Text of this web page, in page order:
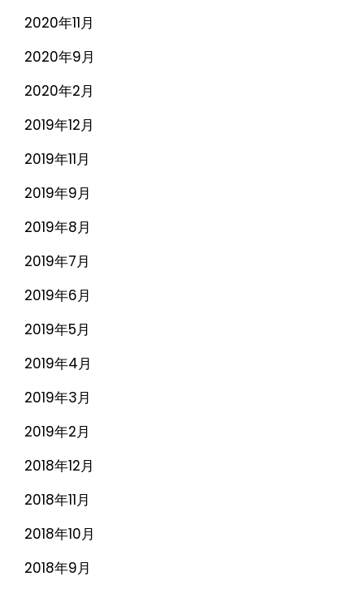
2020年11月
2020年9月
2020年2月
2019年12月
2019年11月
2019年9月
2019年8月
2019年7月
2019年6月
2019年5月
2019年4月
2019年3月
2019年2月
2018年12月
2018年11月
2018年10月
2018年9月